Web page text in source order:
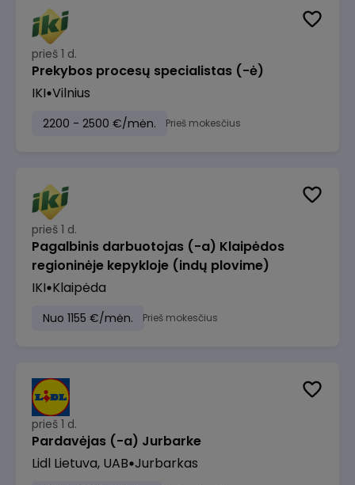
prieš 1 d.
Prekybos procesų specialistas (-ė)
IKI Vilnius
2200 - 2500 €/mėn. Prieš mokesčius
prieš 1 d.
Pagalbinis darbuotojas (-a) Klaipėdos
regioninėje kepykloje (indų plovime)
IKI Klaipėda
Nuo 1155 €/mėn. Prieš mokesčius
prieš 1 d.
Pardavėjas (-a) Jurbarke
Lidl Lietuva, UAB Jurbarkas